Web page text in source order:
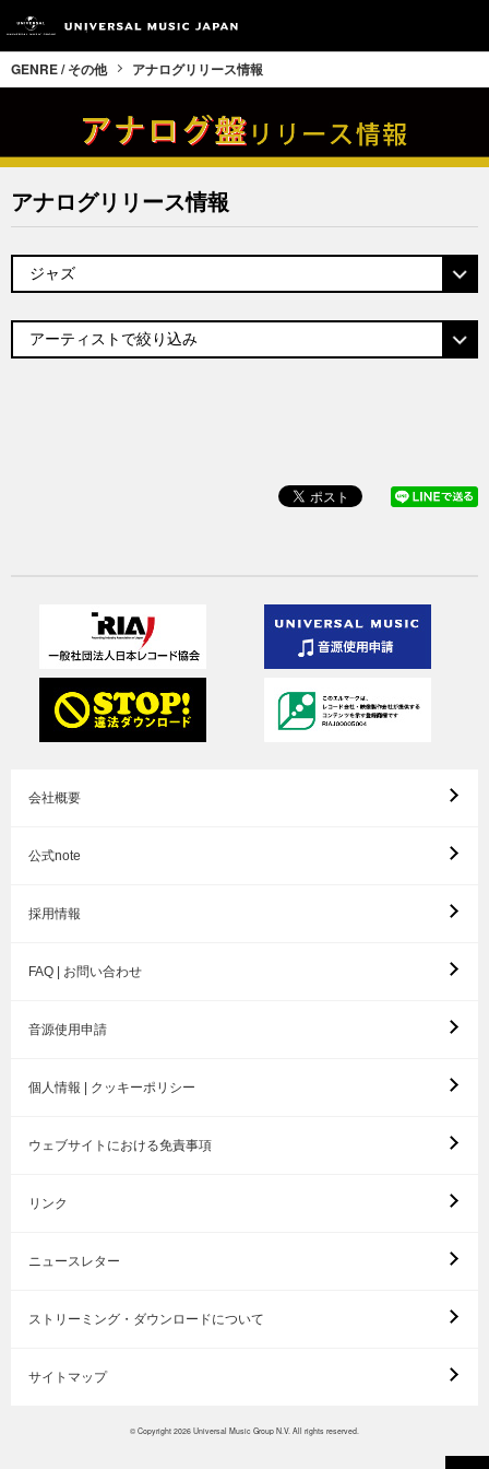
GENRE / その他 アナログリリース情報
アナログリリース情報
会社概要
公式note
採用情報
FAQ | お問い合わせ
音源使用申請
個人情報 | クッキーポリシー
ウェブサイトにおける免責事項
リンク
ニュースレター
ストリーミング・ダウンロードについて
サイトマップ
© Copyright 2026 Universal Music Group N.V. All rights reserved.